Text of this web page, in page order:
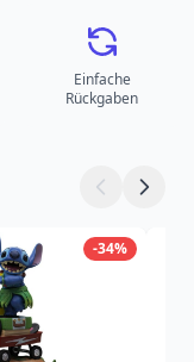
Einfache
Rückgaben
-34%